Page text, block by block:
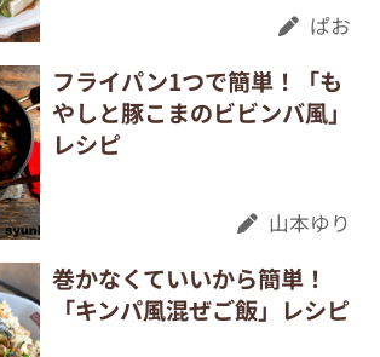
ぱお
フライパン1つで簡単！「も
やしと豚こまのビビンバ風」
レシピ
山本ゆり
巻かなくていいから簡単！
「キンパ風混ぜご飯」レシピ